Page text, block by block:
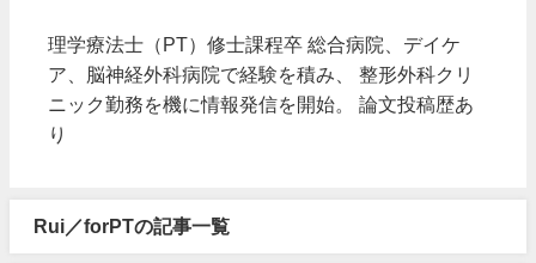
理学療法士（PT）修士課程卒 総合病院、デイケ
ア、脳神経外科病院で経験を積み、 整形外科クリ
ニック勤務を機に情報発信を開始。 論文投稿歴あ
り
Rui／forPTの記事一覧